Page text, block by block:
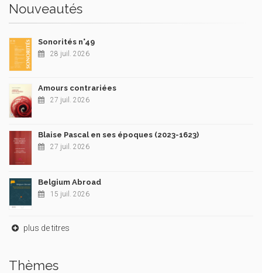
Nouveautés
Sonorités n°49
28 juil. 2026
Amours contrariées
27 juil. 2026
Blaise Pascal en ses époques (2023-1623)
27 juil. 2026
Belgium Abroad
15 juil. 2026
plus de titres
Thèmes